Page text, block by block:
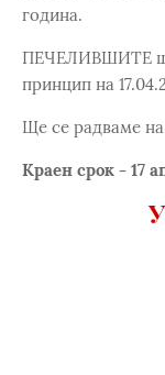
година.
ПЕЧЕЛИВШИТЕ ще
принцип на
Ще се радваме
Краен срок - 17